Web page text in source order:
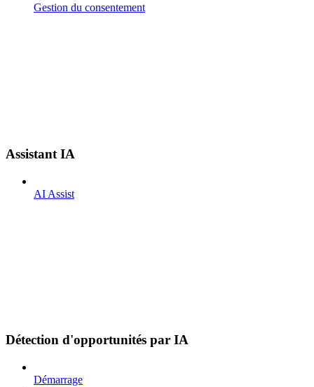
Gestion du consentement
Assistant IA
AI Assist
Détection d'opportunités par IA
Démarrage